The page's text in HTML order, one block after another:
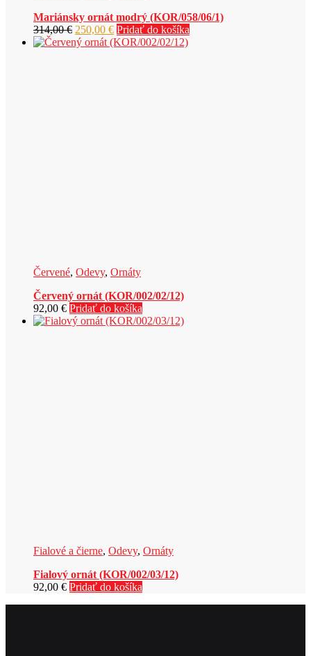
Mariánsky ornát modrý (KOR/058/06/1)
314,00€ Pôvodná
cena
250,00 €Aktuálna
cena
Pridať do košíka
Červené, Odevy, Ornáty
Červený ornát (KOR/002/02/12)
92,00 € Pridať do košíka
Fialové a čierne, Odevy, Ornáty
Fialový ornát (KOR/002/03/12)
92,00 € Pridať do košíka